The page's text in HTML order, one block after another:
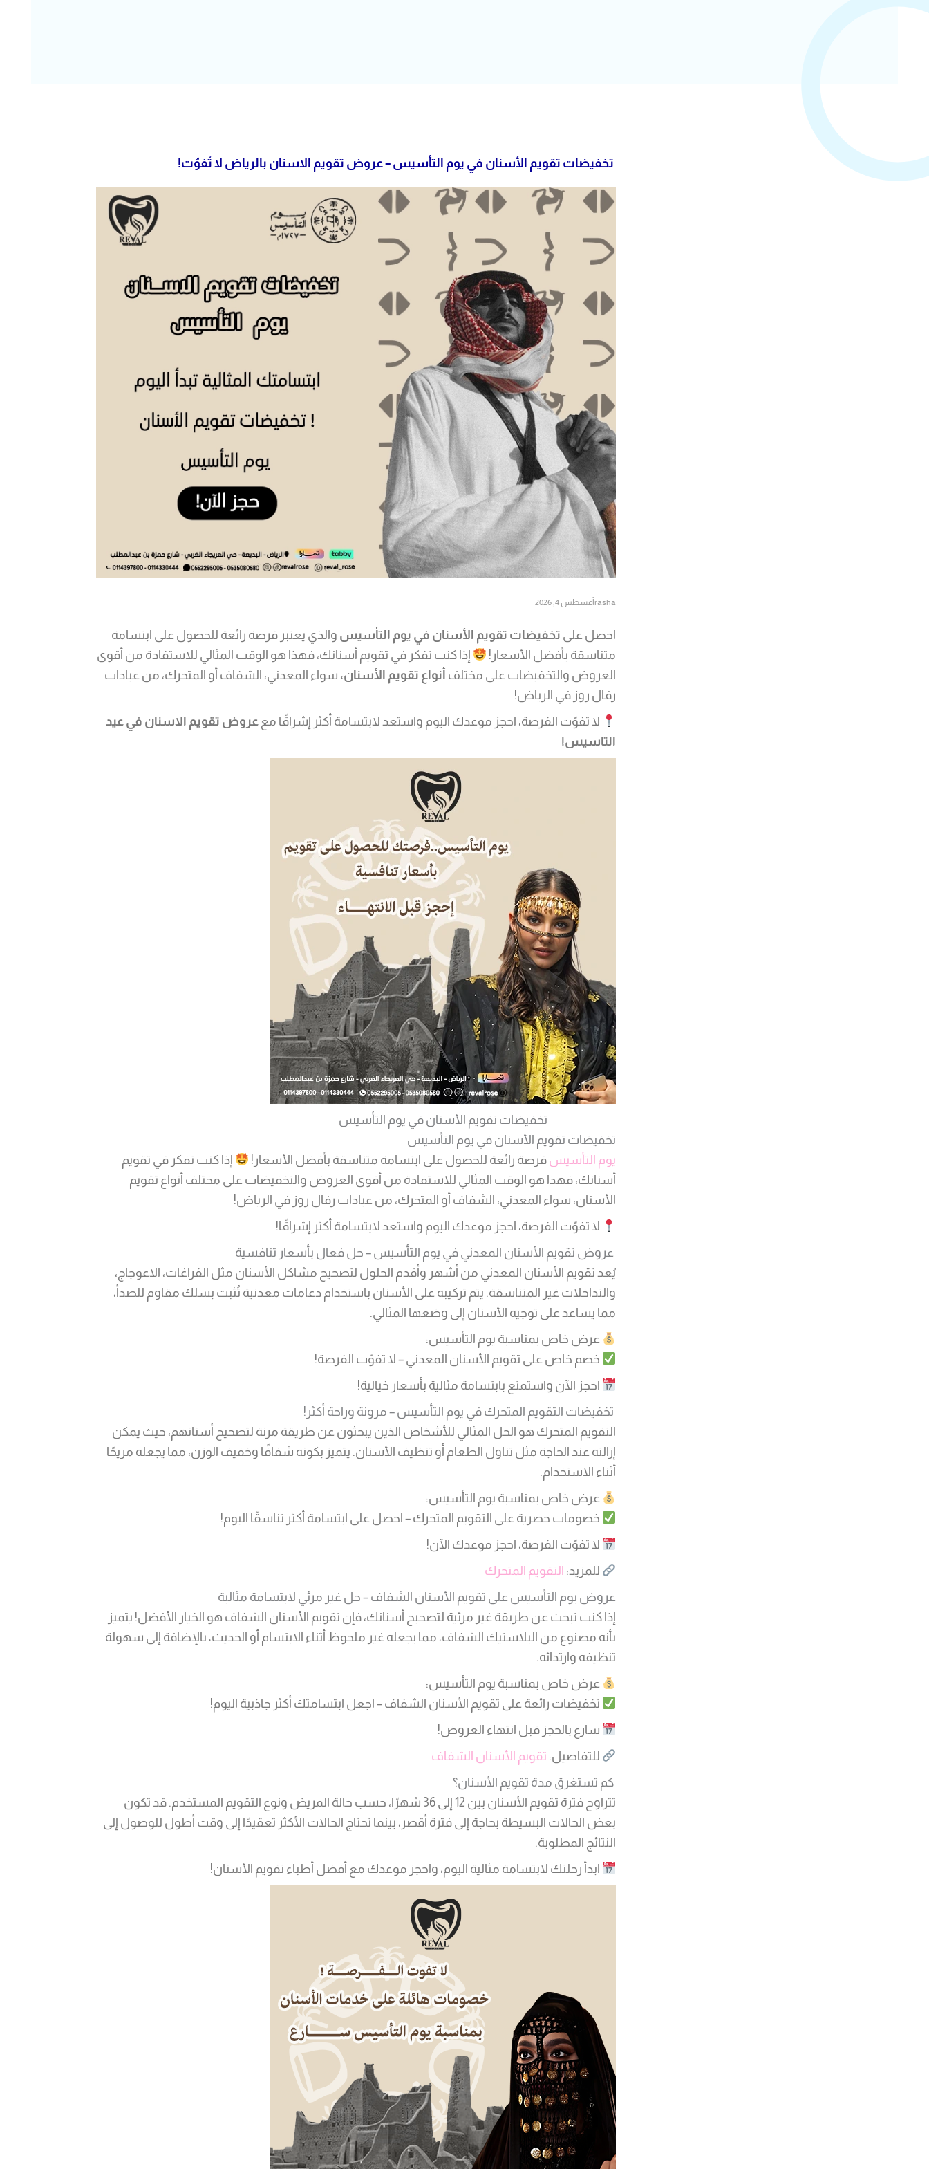
تخفيضات تقويم الأسنان في يوم التأسيس – عروض تقويم الاسنان بالرياض لا تُفوّت!
rasha أغسطس 4, 2026
احصل على تخفيضات تقويم الأسنان في يوم التأسيس والذي يعتبر فرصة رائعة للحصول على ابتسامة
متناسقة بأفضل الأسعار!
إذا كنت تفكر في تقويم أسنانك، فهذا هو الوقت المثالي للاستفادة من أقوى
العروض والتخفيضات على مختلف أنواع تقويم الأسنان، سواء المعدني، الشفاف أو المتحرك، من عيادات
رفال روز في الرياض!
لا تفوّت الفرصة، احجز موعدك اليوم واستعد لابتسامة أكثر إشراقًا مععروض تقويم الاسنان في عيد
التاسيس!
تخفيضات تقويم الأسنان في يوم التأسيس
تخفيضات تقويم الأسنان في يوم التأسيس
يوم التأسيس فرصة رائعة للحصول على ابتسامة متناسقة بأفضل الأسعار!
إذا كنت تفكر في تقويم
أسنانك، فهذا هو الوقت المثالي للاستفادة من أقوى العروض والتخفيضات على مختلف أنواع تقويم
الأسنان، سواء المعدني، الشفاف أو المتحرك، من عيادات رفال روز في الرياض!
لا تفوّت الفرصة، احجز موعدك اليوم واستعد لابتسامة أكثر إشراقًا!
عروض تقويم الأسنان المعدني في يوم التأسيس – حل فعال بأسعار تنافسية
يُعد تقويم الأسنان المعدني من أشهر وأقدم الحلول لتصحيح مشاكل الأسنان مثل الفراغات، الاعوجاج،
والتداخلات غير المتناسقة. يتم تركيبه على الأسنان باستخدام دعامات معدنية تُثبت بسلك مقاوم للصدأ،
مما يساعد على توجيه الأسنان إلى وضعها المثالي.
عرض خاص بمناسبة يوم التأسيس:
خصم خاص على تقويم الأسنان المعدني – لا تفوّت الفرصة!
احجز الآن واستمتع بابتسامة مثالية بأسعار خيالية!
تخفيضات التقويم المتحرك في يوم التأسيس – مرونة وراحة أكثر!
التقويم المتحرك هو الحل المثالي للأشخاص الذين يبحثون عن طريقة مرنة لتصحيح أسنانهم، حيث يمكن
إزالته عند الحاجة مثل تناول الطعام أو تنظيف الأسنان. يتميز بكونه شفافًا وخفيف الوزن، مما يجعله مريحًا
أثناء الاستخدام.
عرض خاص بمناسبة يوم التأسيس:
خصومات حصرية على التقويم المتحرك – احصل على ابتسامة أكثر تناسقًا اليوم!
لا تفوّت الفرصة، احجز موعدك الآن!
للمزيد: التقويم المتحرك
عروض يوم التأسيس على تقويم الأسنان الشفاف – حل غير مرئي لابتسامة مثالية
إذا كنت تبحث عن طريقة غير مرئية لتصحيح أسنانك، فإن تقويم الأسنان الشفاف هو الخيار الأفضل! يتميز
بأنه مصنوع من البلاستيك الشفاف، مما يجعله غير ملحوظ أثناء الابتسام أو الحديث، بالإضافة إلى سهولة
تنظيفه وارتدائه.
عرض خاص بمناسبة يوم التأسيس:
تخفيضات رائعة على تقويم الأسنان الشفاف – اجعل ابتسامتك أكثر جاذبية اليوم!
سارع بالحجز قبل انتهاء العروض!
للتفاصيل: تقويم الأسنان الشفاف
كم تستغرق مدة تقويم الأسنان؟
تتراوح فترة تقويم الأسنان بين 12 إلى 36 شهرًا، حسب حالة المريض ونوع التقويم المستخدم. قد تكون
بعض الحالات البسيطة بحاجة إلى فترة أقصر، بينما تحتاج الحالات الأكثر تعقيدًا إلى وقت أطول للوصول إلى
النتائج المطلوبة.
ابدأ رحلتك لابتسامة مثالية اليوم، واحجز موعدك مع أفضل أطباء تقويم الأسنان!